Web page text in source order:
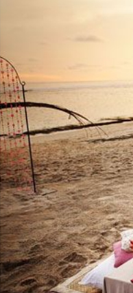
Ho letto la
miei dati